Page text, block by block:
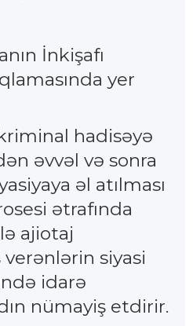
İnkişafı
yer
hadisəyə
əvvəl və sonra
əl atılması
ətrafında
ajiotaj
verənlərin siyasi
idarə
nümayiş etdirir.